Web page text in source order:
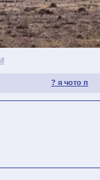
? я чото п